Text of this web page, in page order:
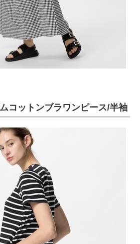
コットンブラワンピース/半袖